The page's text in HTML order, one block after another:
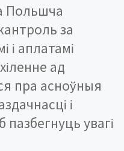
Польшча
за
і аплатамі
ад
пра асноўныя
і
увагі